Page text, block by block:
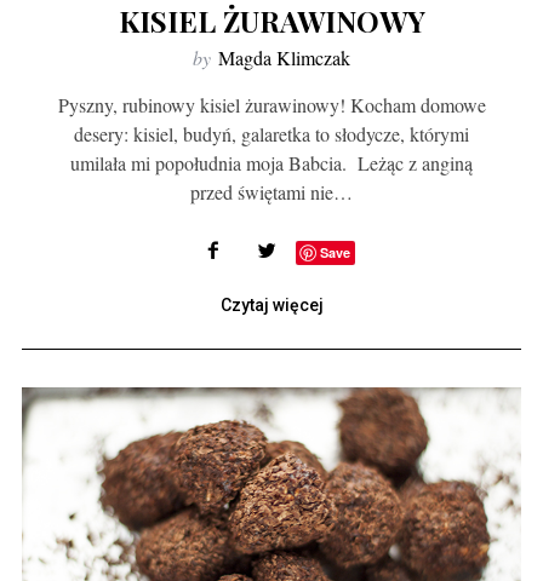
KISIEL ŻURAWINOWY
by Magda Klimczak
Pyszny, rubinowy kisiel żurawinowy! Kocham domowe
desery: kisiel, budyń, galaretka to słodycze, którymi
umilała mi popołudnia moja Babcia. Leżąc z anginą
przed świętami nie…
Save
Czytaj więcej